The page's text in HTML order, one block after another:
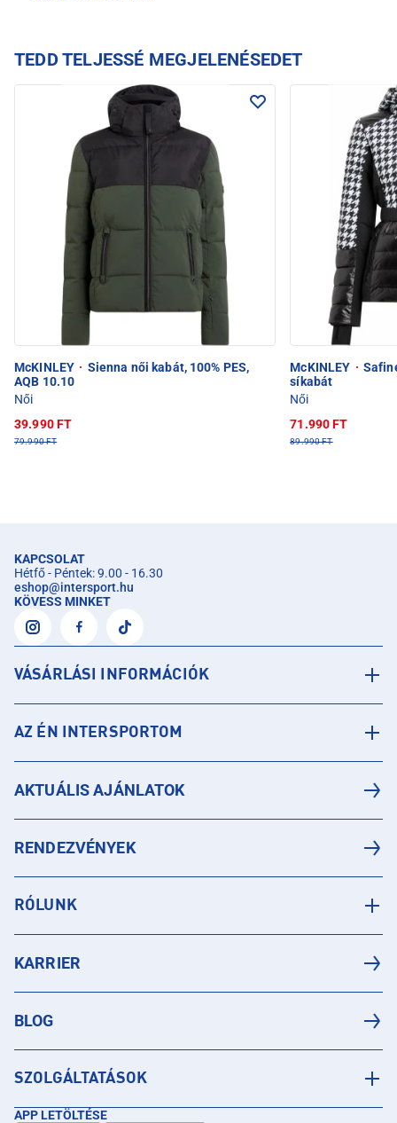
TEDD TELJESSÉ MEGJELENÉSEDET
McKINLEY · Sienna női kabát, 100% PES,
AQB 10.10
Női
39.990 FT
79.990 FT
McKINLEY ·
síkabát
Női
71.990 FT
89.990 FT
KAPCSOLAT
Hétfő - Péntek: 9.00 - 16.30
eshop@intersport.hu
KÖVESS MINKET
VÁSÁRLÁSI INFORMÁCIÓK
AZ ÉN INTERSPORTOM
AKTUÁLIS AJÁNLATOK
RENDEZVÉNYEK
RÓLUNK
KARRIER
BLOG
SZOLGÁLTATÁSOK
APP LETÖLTÉSE